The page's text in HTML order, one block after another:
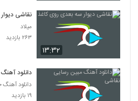
۱۳:۳۲
نقاشی
میلاد
۲۶۳ بازدید
دانلود
دانلود
۱۹ بازدید